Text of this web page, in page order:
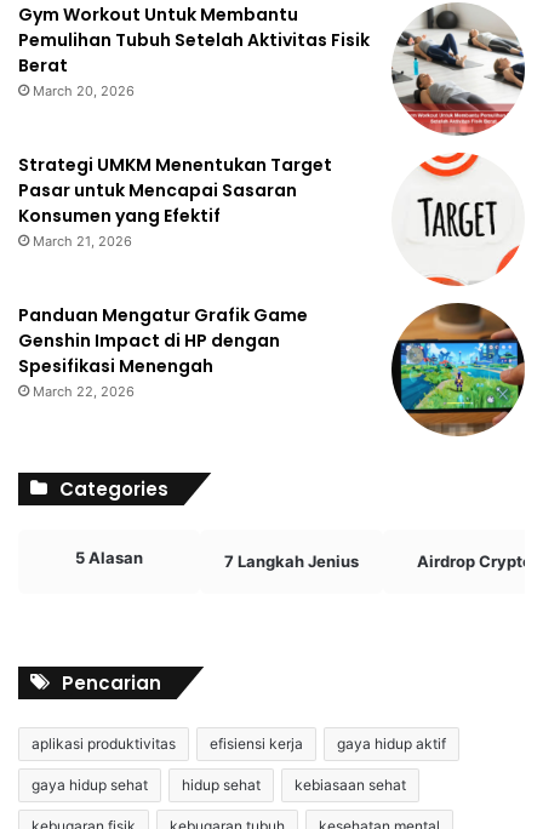
Gym Workout Untuk Membantu
Pemulihan Tubuh Setelah Aktivitas Fisik
Berat
March 20, 2026
Strategi UMKM Menentukan Target
Pasar untuk Mencapai Sasaran
Konsumen yang Efektif
March 21, 2026
Panduan Mengatur Grafik Game
Genshin Impact di HP dengan
Spesifikasi Menengah
March 22, 2026
Categories
5 Alasan 7 Langkah Jenius Airdrop Crypto
Pencarian
aplikasi produktivitas efisiensi kerja gaya hidup aktif
gaya hidup sehat hidup sehat kebiasaan sehat